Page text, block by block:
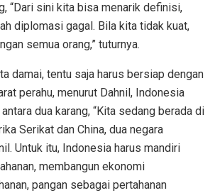
“Dari sini kita bisa menarik definisi,
diplomasi gagal. Bila kita tidak kuat,
semua orang,” tuturnya.
damai, tentu saja harus bersiap dengan
perahu, menurut Dahnil, Indonesia
dua karang, “Kita sedang berada di
Serikat dan China, dua negara
Untuk itu, Indonesia harus mandiri
membangun ekonomi
pangan sebagai pertahanan